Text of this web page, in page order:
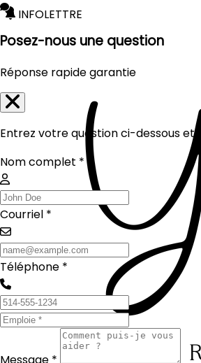
INFOLETTRE
Posez-nous une question
Réponse rapide garantie
Entrez votre question ci-dessous et
Nom complet *
Courriel *
Téléphone *